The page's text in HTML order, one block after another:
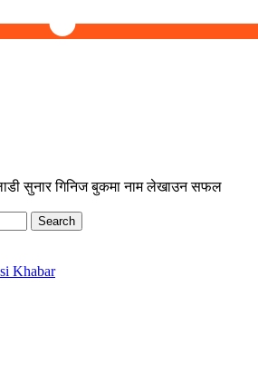
सुनार गिनिज बुकमा नाम लेखाउन सफल